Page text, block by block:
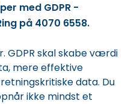
med GDPR -
på 4070 6558.
GDPR skal skabe værdi
mere effektive
data. Du
ikke mindst et